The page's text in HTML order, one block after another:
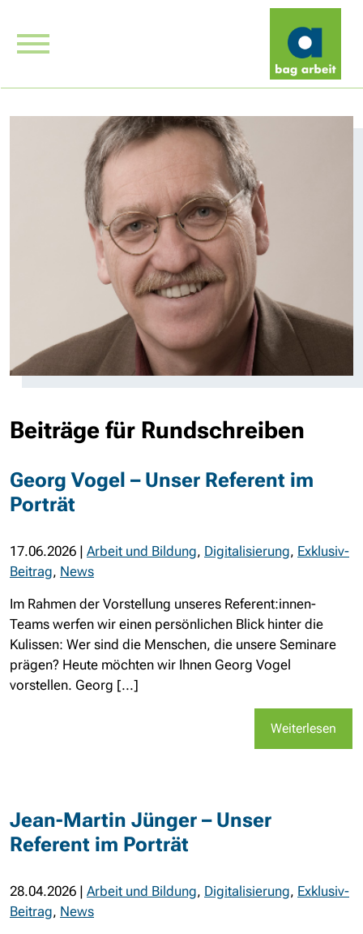
Beiträge für Rundschreiben
Georg Vogel – Unser Referent im
Porträt
17.06.2026 | Arbeit und Bildung, Digitalisierung, Exklusiv-
Beitrag, News
Im Rahmen der Vorstellung unseres Referent:innen-
Teams werfen wir einen persönlichen Blick hinter die
Kulissen: Wer sind die Menschen, die unsere Seminare
prägen? Heute möchten wir Ihnen Georg Vogel
vorstellen. Georg [...]
Weiterlesen
Jean-Martin Jünger – Unser
Referent im Porträt
28.04.2026 | Arbeit und Bildung, Digitalisierung, Exklusiv-
Beitrag, News